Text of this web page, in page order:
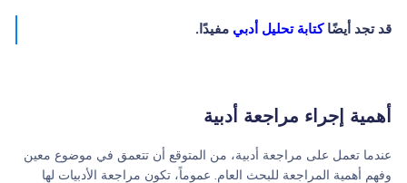
قد تجد أيضًا كتابة تحليل أدبي مفيدًا.
أهمية إجراء مراجعة أدبية
عندما تعمل على مراجعة أدبية، من المتوقع أن تتعمق في موضوع معين
وفهم أهمية المراجعة للبحث العام. عموماً، تكون مراجعة الأدبيات لها